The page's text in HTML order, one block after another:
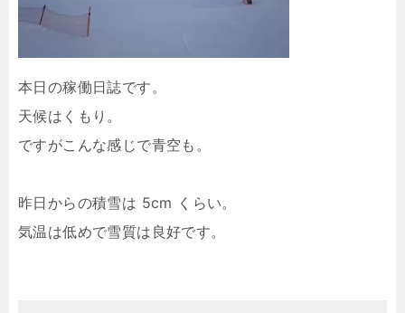
本日の稼働日誌です。
天候はくもり。
ですがこんな感じで青空も。
昨日からの積雪は 5cm くらい。
気温は低めで雪質は良好です。